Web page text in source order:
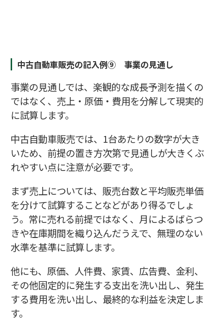
中古自動車販売の記入例⑨ 事業の見通し
事業の見通しでは、楽観的な成長予測を描くの
ではなく、売上・原価・費用を分解して現実的
に試算します。
中古自動車販売では、1台あたりの数字が大き
いため、前提の置き方次第で見通しが大きくぶ
れやすい点に注意が必要です。
まず売上については、販売台数と平均販売単価
を分けて試算することなどがあり得るでしょ
う。常に売れる前提ではなく、月によるばらつ
きや在庫期間を織り込んだうえで、無理のない
水準を基準に試算します。
他にも、原価、人件費、家賃、広告費、金利、
その他固定的に発生する支出を洗い出し、発生
する費用を洗い出し、最終的な利益を決定しま
す。